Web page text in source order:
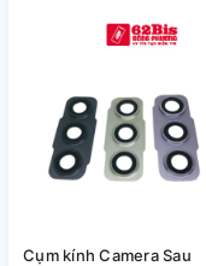
Cụm kính Camera Sau